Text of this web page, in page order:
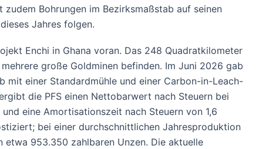
Bohrungen im Bezirksmaßstab auf seinen
Jahres folgen.
Enchi in Ghana voran. Das 248 Quadratkilometer
große Goldminen befinden. Im Juni 2026 gab
mit einer Standardmühle und einer Carbon-in-Leach-
die PFS einen Nettobarwert nach Steuern bei
eine Amortisationszeit nach Steuern von 1,6
bei einer durchschnittlichen Jahresproduktion
953.350 zahlbaren Unzen. Die aktuelle